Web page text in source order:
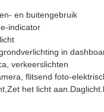
en buitengebruik
indicator
in
verkeerslichten
flitsend foto-
Zet het licht aan. Daglicht.